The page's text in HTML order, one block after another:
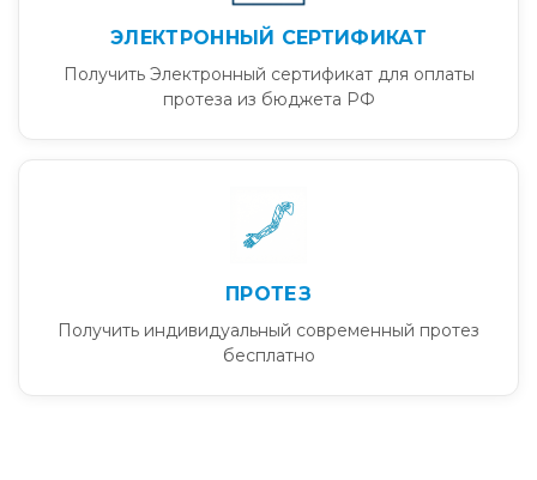
ЭЛЕКТРОННЫЙ СЕРТИФИКАТ
Получить Электронный сертификат для оплаты
протеза из бюджета РФ
ПРОТЕЗ
Получить индивидуальный современный протез
бесплатно